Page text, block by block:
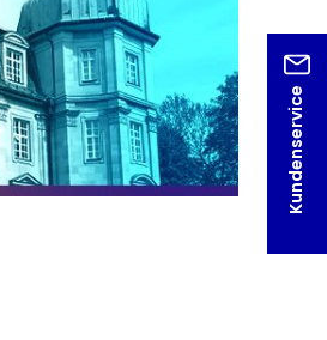
Kundenservice